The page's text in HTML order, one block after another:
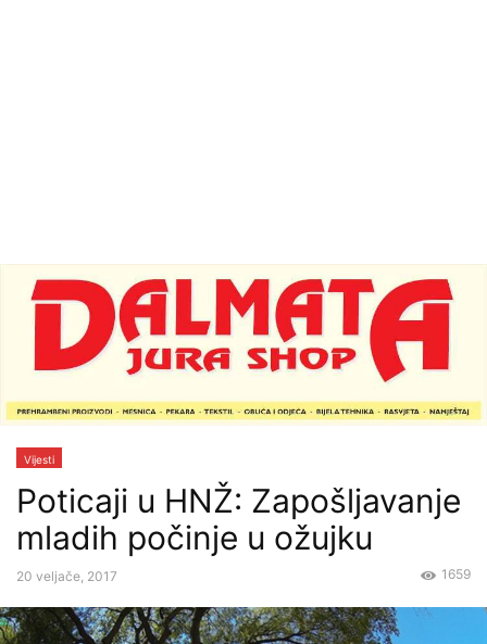
Vijesti
Poticaji u HNŽ: Zapošljavanje
mladih počinje u ožujku
20 veljače, 2017 1659